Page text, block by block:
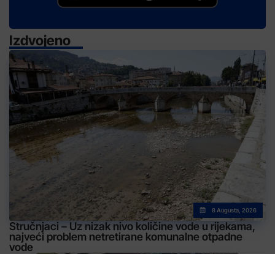
Izdvojeno
8 Augusta, 2026
Stručnjaci – Uz nizak nivo količine vode u rijekama,
najveći problem netretirane komunalne otpadne
vode